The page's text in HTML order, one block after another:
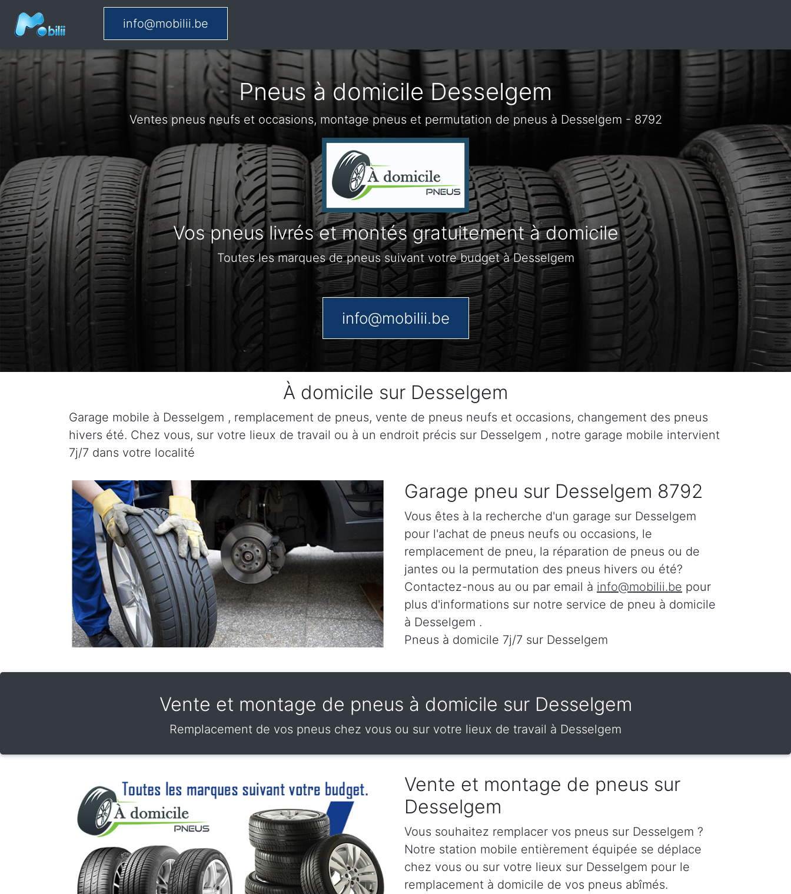
info@mobilii.be
Pneus à domicile Desselgem
Ventes pneus neufs et occasions, montage pneus et permutation de pneus à Desselgem - 8792
Vos pneus livrés et montés gratuitement à domicile
Toutes les marques de pneus suivant votre budget à Desselgem
info@mobilii.be
À domicile sur Desselgem
Garage mobile à Desselgem , remplacement de pneus, vente de pneus neufs et occasions, changement des pneus
hivers été. Chez vous, sur votre lieux de travail ou à un endroit précis sur Desselgem , notre garage mobile intervient
7j/7 dans votre localité
Garage pneu sur Desselgem 8792
Vous êtes à la recherche d'un garage sur Desselgem
pour l'achat de pneus neufs ou occasions, le
remplacement de pneu, la réparation de pneus ou de
jantes ou la permutation des pneus hivers ou été?
Contactez-nous au ou par email à info@mobilii.be pour
plus d'informations sur notre service de pneu à domicile
à Desselgem .
Pneus à domicile 7j/7 sur Desselgem
Vente et montage de pneus à domicile sur Desselgem
Remplacement de vos pneus chez vous ou sur votre lieux de travail à Desselgem
Vente et montage de pneus sur
Desselgem
Vous souhaitez remplacer vos pneus sur Desselgem ?
Notre station mobile entièrement équipée se déplace
chez vous ou sur votre lieux sur Desselgem pour le
remplacement à domicile de vos pneus abîmés.